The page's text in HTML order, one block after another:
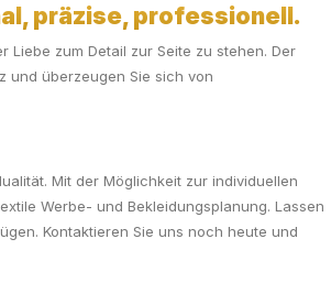
präzise, professionell.
Liebe zum Detail zur Seite zu stehen. Der
und überzeugen Sie sich von
Mit der Möglichkeit zur individuellen
Werbe- und Bekleidungsplanung. Lassen
Kontaktieren Sie uns noch heute und